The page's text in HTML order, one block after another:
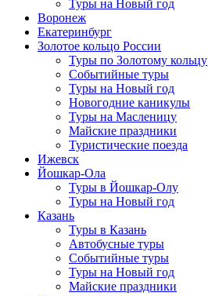
Туры на Новый год
Воронеж
Екатеринбург
Золотое кольцо России
Туры по Золотому кольцу
Событийные туры
Туры на Новый год
Новогодние каникулы
Туры на Масленицу
Майские праздники
Туристические поезда
Ижевск
Йошкар-Ола
Туры в Йошкар-Олу
Туры на Новый год
Казань
Туры в Казань
Автобусные туры
Событийные туры
Туры на Новый год
Майские праздники